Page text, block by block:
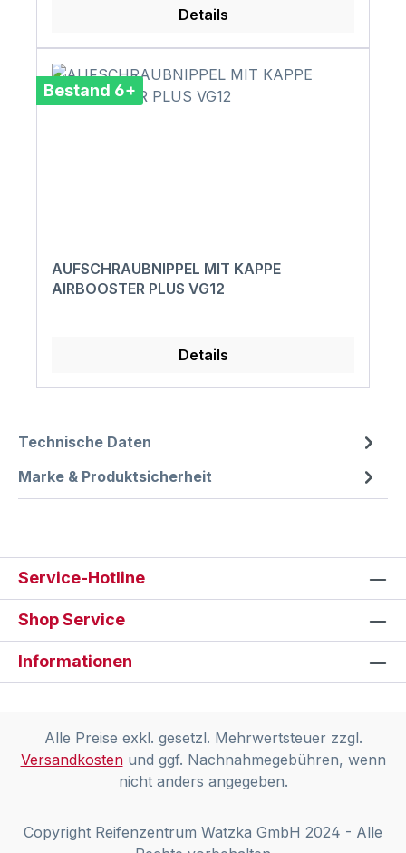
Details
Bestand 6+
AUFSCHRAUBNIPPEL MIT KAPPE
AIRBOOSTER PLUS VG12
Details
Technische Daten
Marke & Produktsicherheit
Service-Hotline
Shop Service
Informationen
Alle Preise exkl. gesetzl. Mehrwertsteuer zzgl.
Versandkostenund ggf. Nachnahmegebühren, wenn
nicht anders angegeben.
Copyright Reifenzentrum Watzka GmbH 2024 - Alle